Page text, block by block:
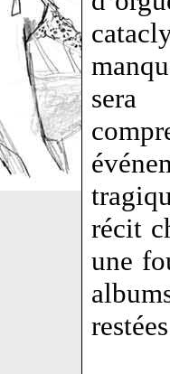
sera
récit
une